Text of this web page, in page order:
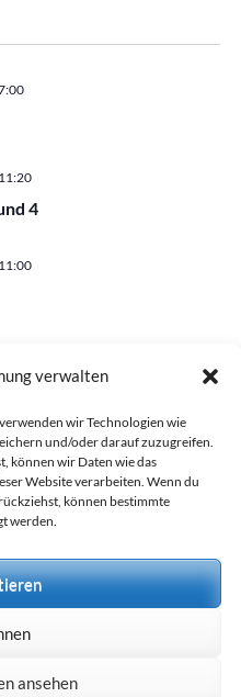
verwalten
wir Technologien wie
und/oder darauf zuzugreifen.
können wir Daten wie das
Website verarbeiten. Wenn du
können bestimmte
werden.
ansehen
4
11:20
11:00